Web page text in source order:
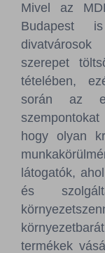
Mivel az
Budapest
szerepet
tételében,
során az
hogy olyan
látogatók,
és
termékek